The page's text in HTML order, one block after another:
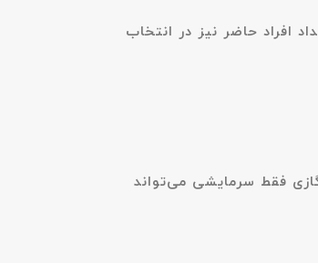
افراد حاضر نیز در انتخاب
فقط سرمایشی می‌تواند